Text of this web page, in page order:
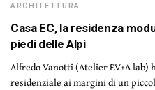
ARCHITETTURA
Casa EC, la residenza
piedi delle Alpi
Alfredo Vanotti (Atelier EV+A lab)
residenziale ai margini di un